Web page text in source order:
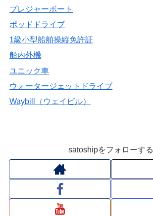
プレジャーボート
ポッドドライブ
1級小型船舶操縦免許証
船内外機
ユニック車
ウォータージェットドライブ
Waybill（ウェイビル）
satoshipをフォローする